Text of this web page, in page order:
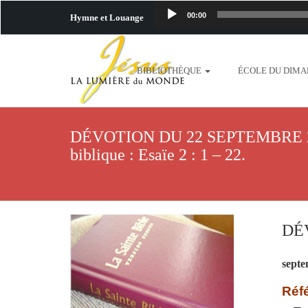
Hymne et Louange 00:00
taime.mp3 http://
content/uploads/2018/06/
http://www.lafoiapostolique.org/wp-
http://www.lafoiapostolique.org/wp-
BIBLIOTHÈQUE ÉCOLE DU
DÉVOTION DU 22 SEPTEMBRE
biblique : Esaïe 2 : 1 – 22.